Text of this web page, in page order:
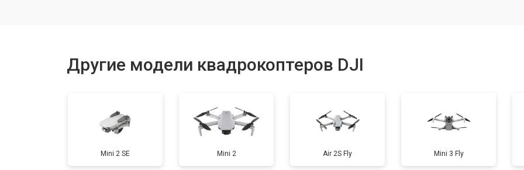
Замена GPS-модуля от 60 мин
Замена аккумулятора от 50 мин
Другие модели квадрокоптеров DJI
Mini 2 SE Mini 2 Air 2S Fly Mini 3 Fly